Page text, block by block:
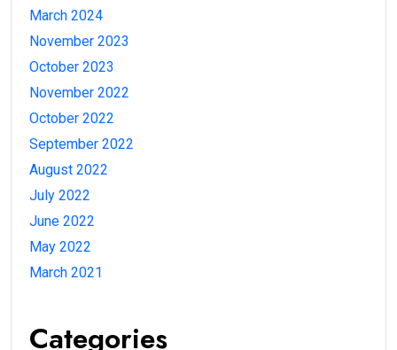
March 2024
November 2023
October 2023
November 2022
October 2022
September 2022
August 2022
July 2022
June 2022
May 2022
March 2021
Categories